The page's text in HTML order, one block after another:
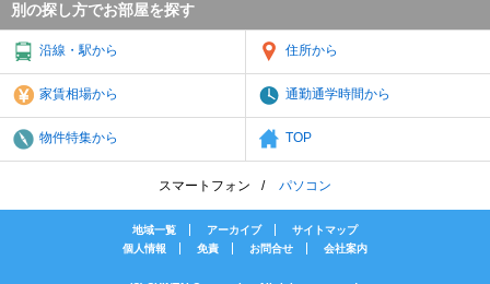
別の探し方でお部屋を探す
沿線・駅から 住所から
家賃相場から 通勤通学時間から
物件特集から TOP
スマートフォン パソコン
地域一覧 アーカイブ
サイトマップ
個人情報
免責 お問合せ 会社案内